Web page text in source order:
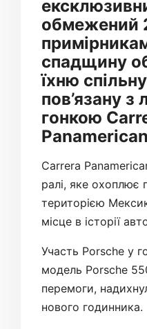
обмежений
спадщину
їхню
пов’язану
гонкою
Carrera
ралі, яке охоплює
територією
місце в історії
Участь Porsche у
модель Porsche
перемоги,
нового годинника.